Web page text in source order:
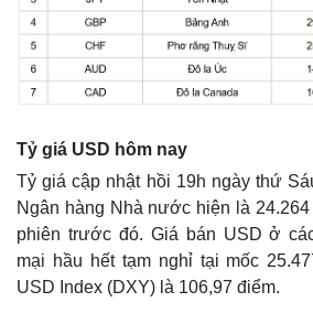
Thế giới
Cuộc sống đó đây
Ảnh
Tỷ giá USD hôm nay
Tỷ giá cập nhật hồi 19h ngày thứ
Ngân hàng Nhà nước hiện là
phiên trước đó. Giá bán USD ở
mại hầu hết tạm nghỉ tại mốc
USD Index (DXY) là 106,97 điểm.